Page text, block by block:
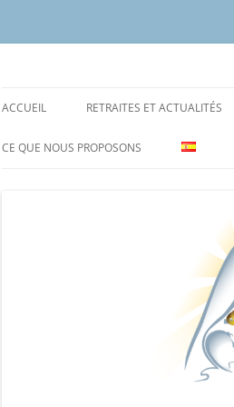
Aller
ACCUEIL RETRAITES ET ACTUALITÉS
CE QUE NOUS PROPOSONS